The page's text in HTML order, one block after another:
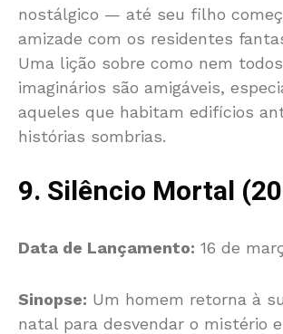
nostálgico — até seu filho
amizade com os residentes
Uma lição sobre como nem
imaginários são amigáveis,
aqueles que habitam edifícios
histórias sombrias.
9. Silêncio Mortal
Data de Lançamento: 16 de
Sinopse: Um homem retorna à
natal para desvendar o mistério